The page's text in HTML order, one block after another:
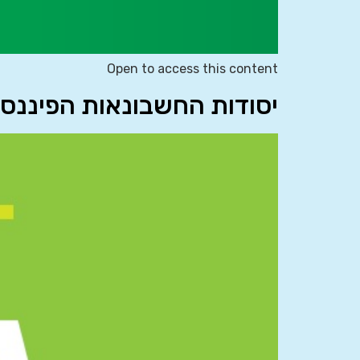
Open to access this content
יסודות החשבונאות הפיננסית